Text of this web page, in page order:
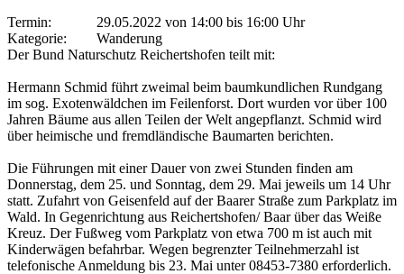
Termin:
29.05.2022 von 14:00 bis 16:00 Uhr
Kategorie:
Wanderung
Der Bund Naturschutz Reichertshofen teilt mit:
Hermann Schmid führt zweimal beim baumkundlichen Rundgang
im sog. Exotenwäldchen im Feilenforst. Dort wurden vor über 100
Jahren Bäume aus allen Teilen der Welt angepflanzt. Schmid wird
über heimische und fremdländische Baumarten berichten.
Die Führungen mit einer Dauer von zwei Stunden finden am
Donnerstag, dem 25. und Sonntag, dem 29. Mai jeweils um 14 Uhr
statt. Zufahrt von Geisenfeld auf der Baarer Straße zum Parkplatz im
Wald. In Gegenrichtung aus Reichertshofen/ Baar über das Weiße
Kreuz. Der Fußweg vom Parkplatz von etwa 700 m ist auch mit
Kinderwägen befahrbar. Wegen begrenzter Teilnehmerzahl ist
telefonische Anmeldung bis 23. Mai unter 08453-7380 erforderlich.